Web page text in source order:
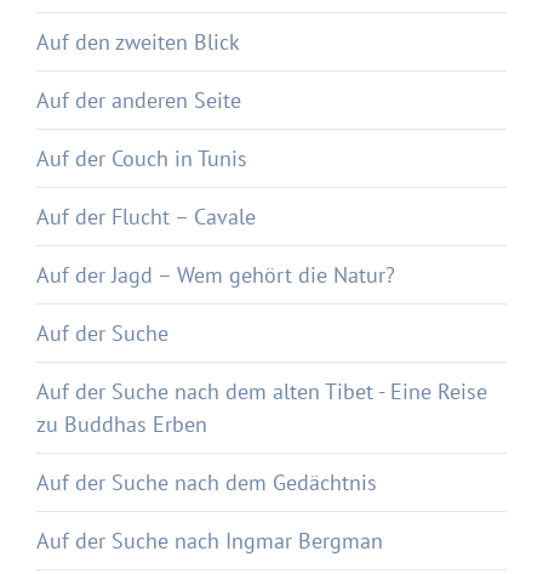
Auf den zweiten Blick
Auf der anderen Seite
Auf der Couch in Tunis
Auf der Flucht – Cavale
Auf der Jagd – Wem gehört die Natur?
Auf der Suche
Auf der Suche nach dem alten Tibet - Eine Reise
zu Buddhas Erben
Auf der Suche nach dem Gedächtnis
Auf der Suche nach Ingmar Bergman